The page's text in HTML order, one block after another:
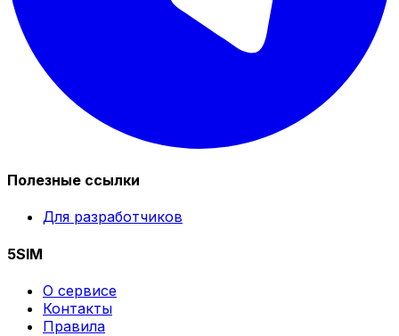
Полезные ссылки
Для разработчиков
5SIM
О сервисе
Контакты
Правила